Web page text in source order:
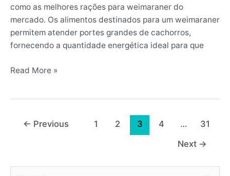
como as melhores rações para weimaraner do
mercado. Os alimentos destinados para um weimaraner
permitem atender portes grandes de cachorros,
fornecendo a quantidade energética ideal para que
Read More »
← Previous 1 2 3 4 …
31
Next →